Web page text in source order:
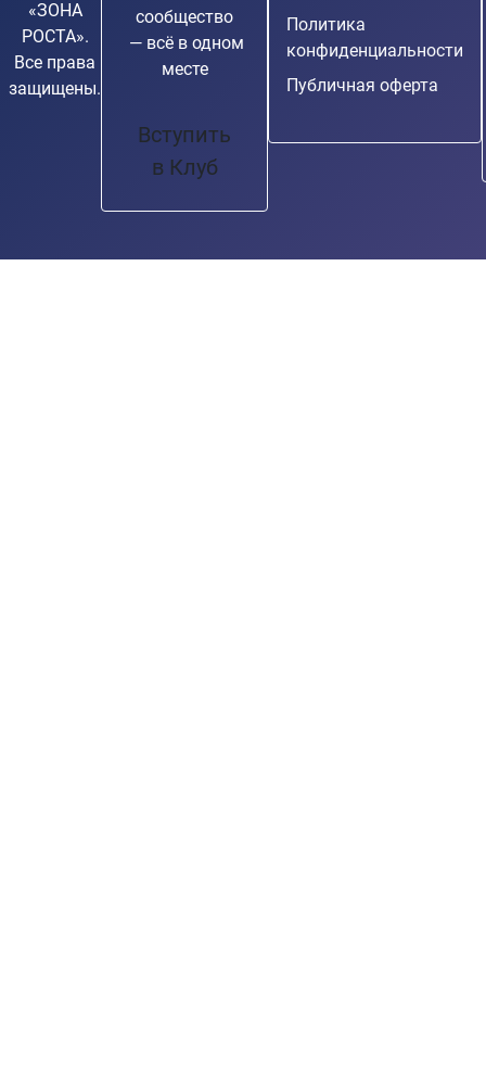
«ЗОНА
РОСТА».
Все права
защищены.
сообщество
— всё в одном
месте
Вступить
в Клуб
Политика
конфиденциальности
Публичная оферта